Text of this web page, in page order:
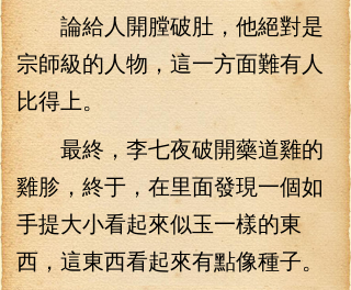
論給人開膛破肚，他絕對是
宗師級的人物，這一方面難有人
比得上。
最終，李七夜破開藥道雞的
雞胗，終于，在里面發現一個如
手提大小看起來似玉一樣的東
西，這東西看起來有點像種子。